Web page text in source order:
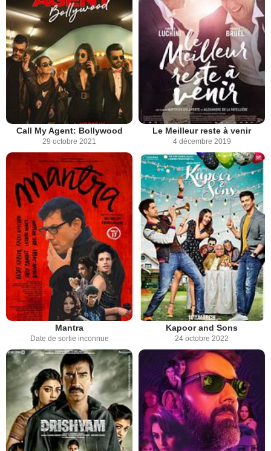
Call My Agent: Bollywood
29 octobre 2021
Le Meilleur reste à venir
4 décembre 2019
Mantra
Date de sortie inconnue
Kapoor and Sons
24 octobre 2022